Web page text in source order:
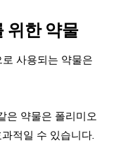
위한 약물
사용되는 약물은
은 약물은 폴리미오
적일 수 있습니다.